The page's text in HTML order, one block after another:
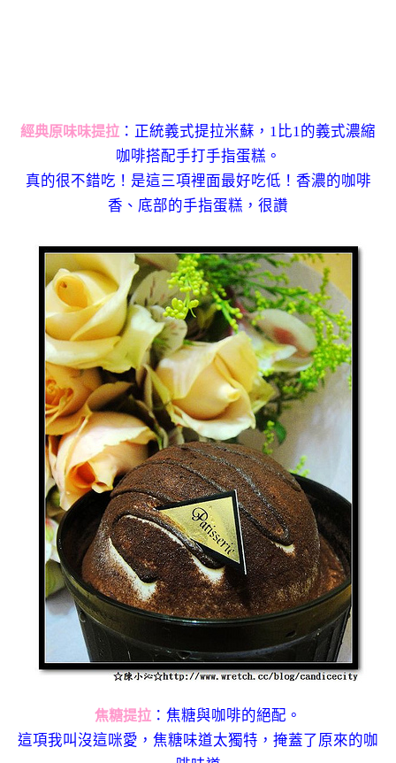
經典原味味提拉 ：正統義式提拉米蘇，1比1的義式濃縮
咖啡搭配手打手指蛋糕。
真的很不錯吃！是這三項裡面最好吃低！香濃的咖啡
香、底部的手指蛋糕，很讚
焦糖提拉 ：焦糖與咖啡的絕配。
這項我叫沒這咪愛，焦糖味道太獨特，掩蓋了原來的咖